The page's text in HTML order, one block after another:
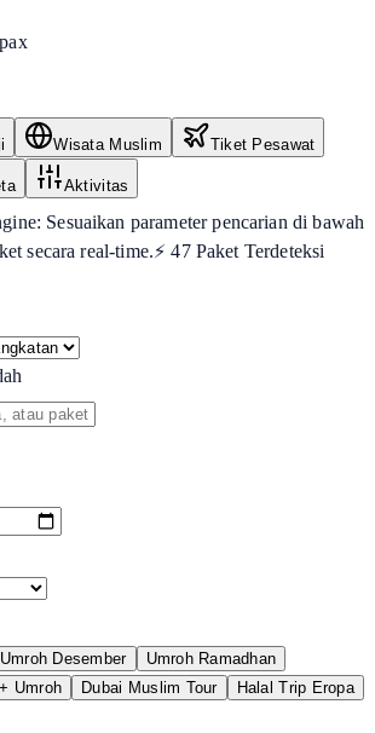
Wisata Muslim Tiket Pesawat
Aktivitas
Sesuaikan parameter pencarian di bawah
secara real-time.⚡47Paket Terdeteksi
Umroh Desember
Umroh Ramadhan
Umroh Dubai Muslim Tour
Halal Trip Eropa